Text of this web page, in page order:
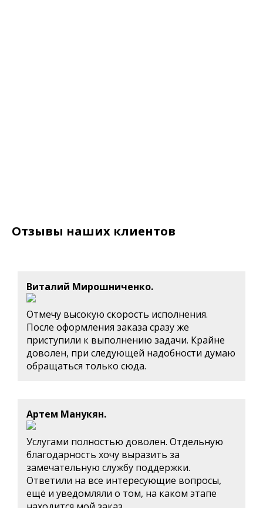
Отзывы наших клиентов
Виталий Мирошниченко.
Отмечу высокую скорость исполнения.
После оформления заказа сразу же
приступили к выполнению задачи. Крайне
доволен, при следующей надобности думаю
обращаться только сюда.
Артем Манукян.
Услугами полностью доволен. Отдельную
благодарность хочу выразить за
замечательную службу поддержки.
Ответили на все интересующие вопросы,
ещё и уведомляли о том, на каком этапе